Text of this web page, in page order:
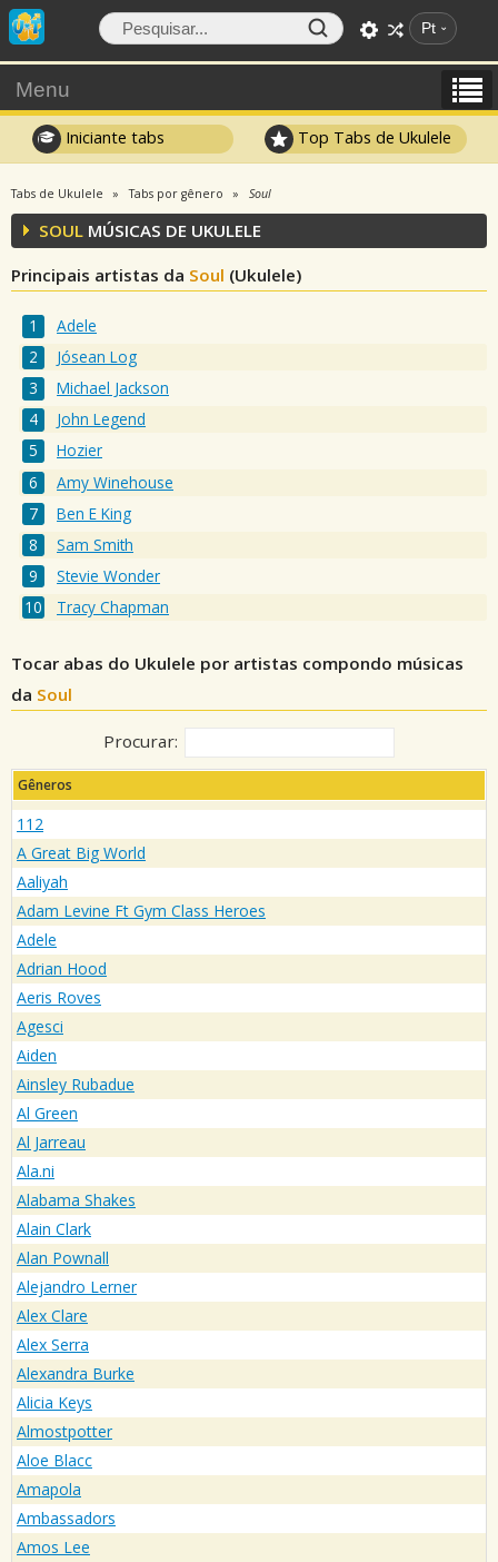
Pt
Menu
Iniciante tabs Top Tabs de Ukulele
Tabs de Ukulele Tabs por gênero Soul
SOUL MÚSICAS DE UKULELE
Principais artistas da Soul (Ukulele)
Adele
Jósean Log
Michael Jackson
John Legend
Hozier
Amy Winehouse
Ben E King
Sam Smith
Stevie Wonder
Tracy Chapman
Tocar abas do Ukulele por artistas compondo músicas
da Soul
Procurar:
Gêneros
112
A Great Big World
Aaliyah
Adam Levine Ft Gym Class Heroes
Adele
Adrian Hood
Aeris Roves
Agesci
Aiden
Ainsley Rubadue
Al Green
Al Jarreau
Ala.ni
Alabama Shakes
Alain Clark
Alan Pownall
Alejandro Lerner
Alex Clare
Alex Serra
Alexandra Burke
Alicia Keys
Almostpotter
Aloe Blacc
Amapola
Ambassadors
Amos Lee